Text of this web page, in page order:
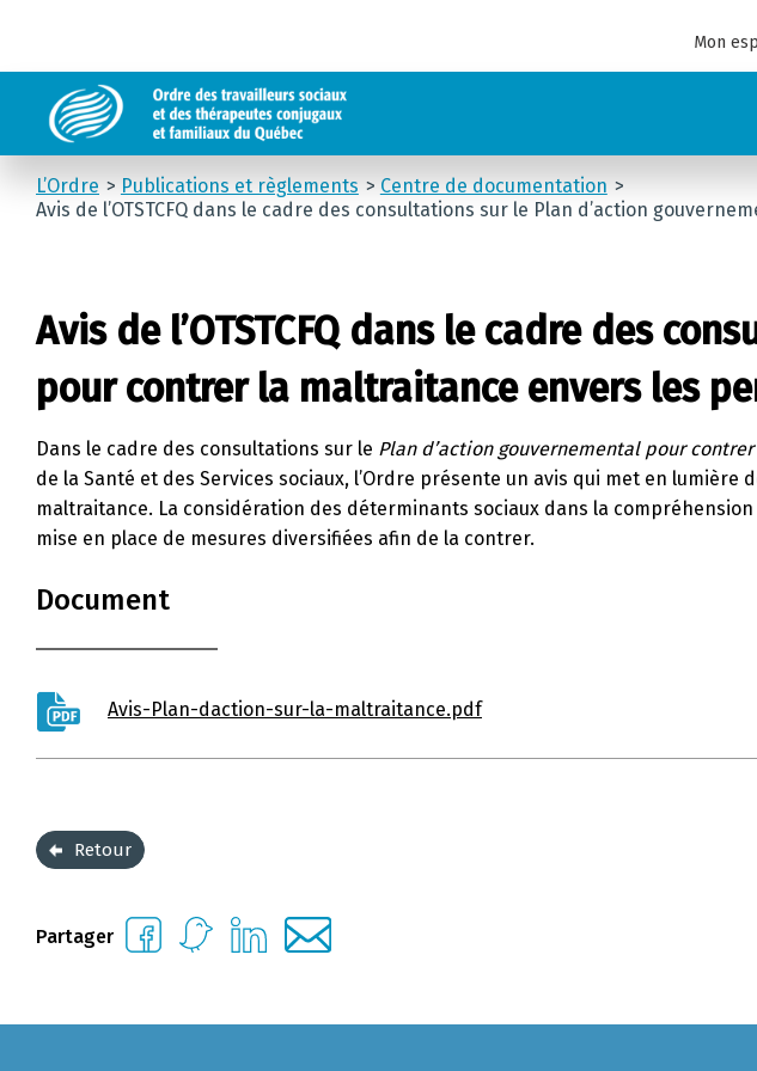
Mon
L’Ordre Publications et règlements
Centre de documentation
Avis de l’OTSTCFQ dans le cadre des consultations sur le Plan d’action
Avis de l’OTSTCFQ dans le cadre des
pour contrer la maltraitance envers les
Dans le cadre des consultations sur le Plan d’action gouvernemental pour
de la Santé et des Services sociaux, l’Ordre présente un avis qui met en
maltraitance. La considération des déterminants sociaux dans la
mise en place de mesures diversifiées afin de la contrer.
Document
Avis-Plan-daction-sur-la-maltraitance.pdf
Retour
Partager